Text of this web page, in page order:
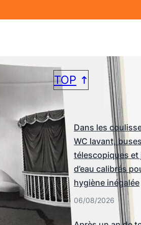
TOP
DERNIERS ARTICLES
Dans les
WC lavant, buses
télescopiques et
d’eau calibrés
hygiène inégalée
06/08/2026